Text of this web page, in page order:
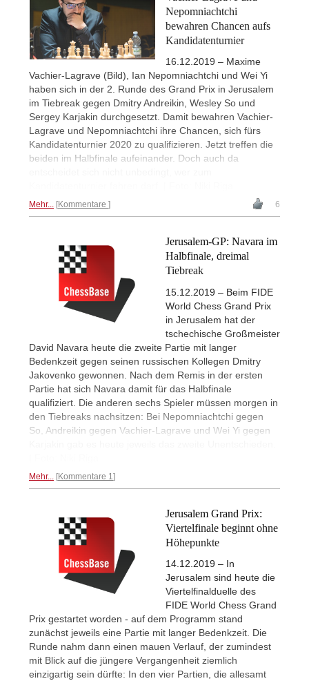
Nepomniachtchi
bewahren Chancen aufs
Kandidatenturnier
16.12.2019 – Maxime
Vachier-Lagrave (Bild), Ian Nepomniachtchi und Wei Yi
haben sich in der 2. Runde des Grand Prix in Jerusalem
im Tiebreak gegen Dmitry Andreikin, Wesley So und
Sergey Karjakin durchgesetzt. Damit bewahren Vachier-
Lagrave und Nepomniachtchi ihre Chancen, sich fürs
Kandidatenturnier 2020 zu qualifizieren. Jetzt treffen die
beiden im Halbfinale aufeinander. Doch auch da
Mehr... Kommentare 6
Jerusalem-GP: Navara im
Halbfinale, dreimal
Tiebreak
15.12.2019 – Beim FIDE
World Chess Grand Prix
in Jerusalem hat der
tschechische Großmeister
David Navara heute die zweite Partie mit langer
Bedenkzeit gegen seinen russischen Kollegen Dmitry
Jakovenko gewonnen. Nach dem Remis in der ersten
Partie hat sich Navara damit für das Halbfinale
qualifiziert. Die anderen sechs Spieler müssen morgen in
den Tiebreaks nachsitzen: Bei Nepomniachtchi gegen
So, Andreikin gegen Vachier-Lagrave und Wei Yi gegen
Mehr... Kommentare 1
Jerusalem Grand Prix:
Viertelfinale beginnt ohne
Höhepunkte
14.12.2019 – In
Jerusalem sind heute die
Viertelfinalduelle des
FIDE World Chess Grand
Prix gestartet worden - auf dem Programm stand
zunächst jeweils eine Partie mit langer Bedenkzeit. Die
Runde nahm dann einen mauen Verlauf, der zumindest
mit Blick auf die jüngere Vergangenheit ziemlich
einzigartig sein dürfte: In den vier Partien, die allesamt